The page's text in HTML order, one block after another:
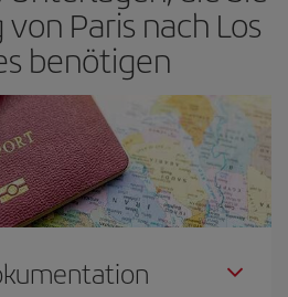
Paris nach Los
benötigen